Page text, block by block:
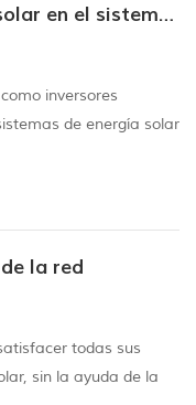
sepa que...
¿Qué papel juega el inversor solar en el sistema de energía solar para el hogar?
inversores
de energía solar
para convertir la
corriente continua es
la red
todas sus
sin la ayuda de la